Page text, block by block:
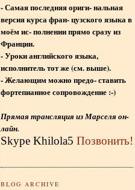
- Самая последняя ориги- нальная
версия курса фран- цузского языка в
моём ис- полнении прямо сразу из
Франции.
- Уроки английского языка,
исполнитель тот же (см. выше).
- Желающим можно предо- ставить
фортепианное сопровождение :-)
Прямая трансляция из Марселя он-
лайн.
Skype Khilola5 Позвонить!
BLOG ARCHIVE